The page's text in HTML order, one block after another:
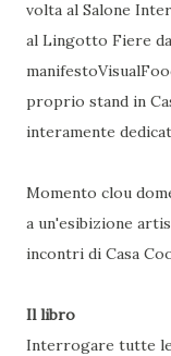
volta al Salone
al Lingotto Fiere
proprio stand in
interamente
Momento clou
a un'esibizione
incontri di Casa
Il libro
Interrogare tutte